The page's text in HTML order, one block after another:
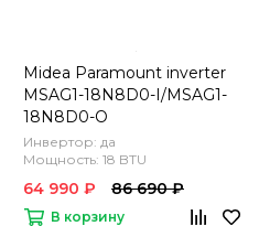
Midea Paramount inverter
MSAG1-18N8D0-I/MSAG1-
18N8D0-O
Инвертор: да
Мощность: 18 BTU
64 990 ₽ 86 690 ₽
В корзину